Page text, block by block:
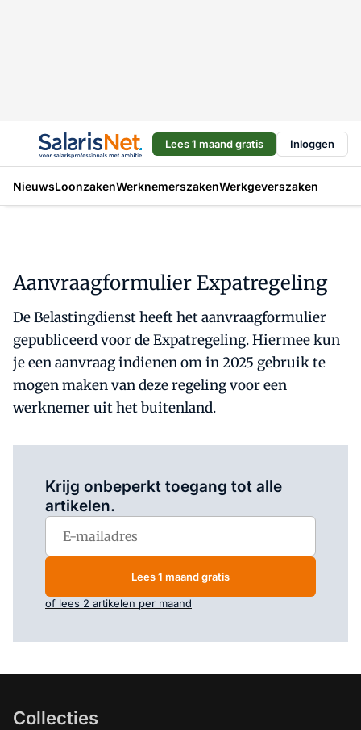
Lees 1 maand gratis Inloggen
NieuwsLoonzakenWerknemerszakenWerkgeverszaken
Aanvraagformulier Expatregeling
De Belastingdienst heeft het aanvraagformulier
gepubliceerd voor de Expatregeling. Hiermee kun
je een aanvraag indienen om in 2025 gebruik te
mogen maken van deze regeling voor een
werknemer uit het buitenland.
Krijg onbeperkt toegang tot alle
artikelen.
Lees 1 maand gratis
of lees 2 artikelen per maand
Collecties